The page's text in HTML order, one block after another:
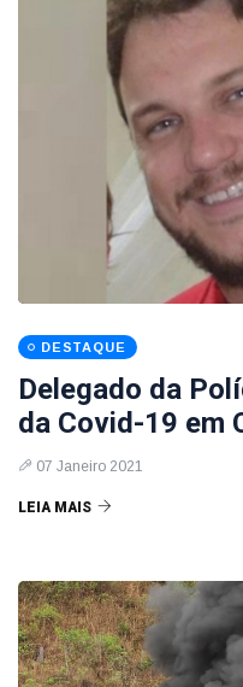
DESTAQUE
Delegado da
da Covid-19 em
07 Janeiro 2021
LEIA MAIS